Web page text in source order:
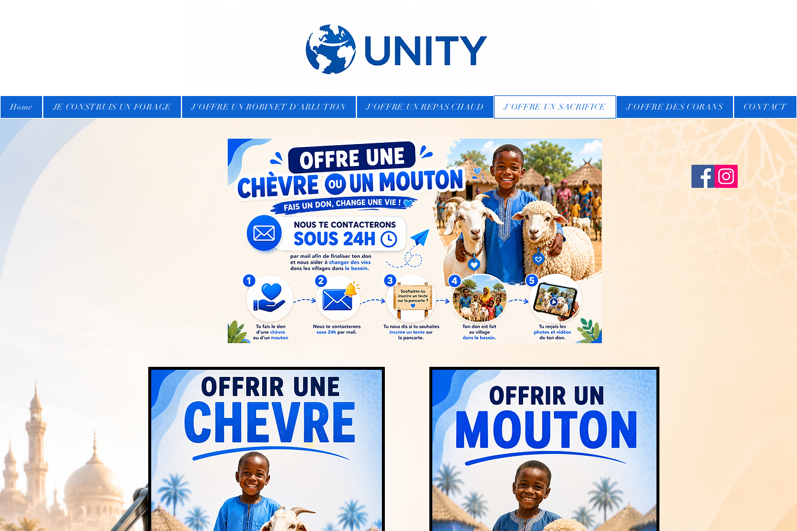
Home JE CONSTRUIS UN FORAGE J'OFFRE UN ROBINET D'ABLUTION J'OFFRE UN REPAS CHAUD J'OFFRE UN SACRIFICE J'OFFRE DES CORANS CONTACT